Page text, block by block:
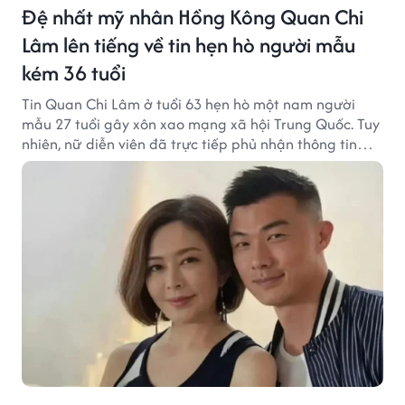
Đệ nhất mỹ nhân Hồng Kông Quan Chi
Lâm lên tiếng về tin hẹn hò người mẫu
kém 36 tuổi
Tin Quan Chi Lâm ở tuổi 63 hẹn hò một nam người
mẫu 27 tuổi gây xôn xao mạng xã hội Trung Quốc. Tuy
nhiên, nữ diễn viên đã trực tiếp phủ nhận thông tin
này.